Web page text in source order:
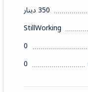
350 دينار
StillWorking
0
0